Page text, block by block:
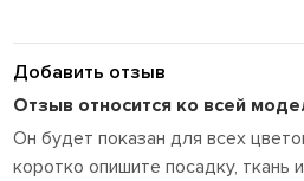
Добавить отзыв
Отзыв относится ко всей
Он будет показан для всех
коротко опишите посадку, ткань